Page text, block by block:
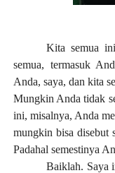
Kita semua
semua, termasuk
Anda, saya, dan kita
Mungkin Anda tidak
ini, misalnya, Anda
mungkin bisa disebut
Padahal semestinya
Baiklah. Saya